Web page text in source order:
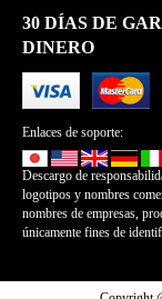
30 DÍAS DE
DINERO
Enlaces de soporte:
Descargo de
logotipos y nombres
nombres de empresas,
únicamente fines de